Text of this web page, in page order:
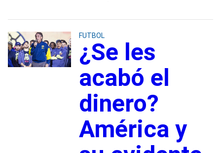
FUTBOL
¿Se les
acabó el
dinero?
América y